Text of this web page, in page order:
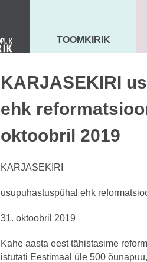
MAARJA KIRIK
TOOMKIRIK
KARJASEKIRI
ehk
oktoobril 2019
KARJASEKIRI
usupuhastuspühal ehk
31. oktoobril 2019
Kahe aasta eest tähistasime
istutati Eestimaal üle 500